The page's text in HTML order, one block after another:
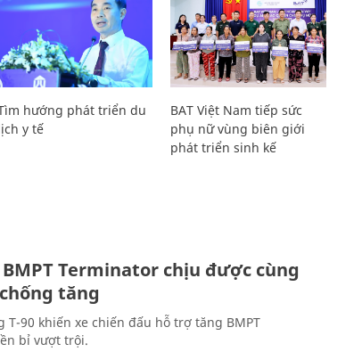
hướng phát triển du
y tế
BAT Việt Nam tiếp sức
phụ nữ vùng biên giới
phát triển sinh kế
Terminator chịu được cùng
tăng
T-90 khiến xe chiến đấu hỗ trợ tăng BMPT
bỉ vượt trội.